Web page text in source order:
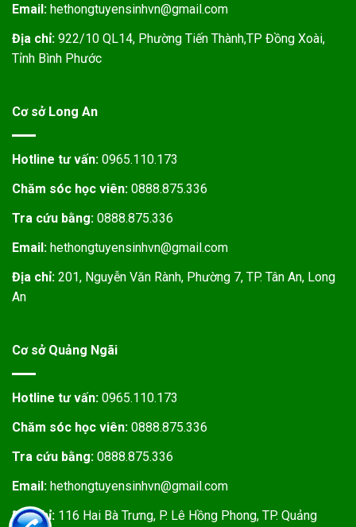
Email: hethongtuyensinhvn@gmail.com
Địa chỉ: 922/10 QL14, Phường Tiến Thành,TP Đồng Xoài,
Tỉnh Bình Phước
Cơ sở Long An
Hotline tư vấn: 0965.110.173
Chăm sóc học viên: 0888.875.336
Tra cứu bằng: 0888.875.336
Email: hethongtuyensinhvn@gmail.com
Địa chỉ: 201, Nguyễn Văn Rành, Phường 7, TP. Tân An, Long
An
Cơ sở Quảng Ngãi
Hotline tư vấn: 0965.110.173
Chăm sóc học viên: 0888.875.336
Tra cứu bằng: 0888.875.336
Email: hethongtuyensinhvn@gmail.com
Địa chỉ: 116 Hai Bà Trưng, P. Lê Hồng Phong, TP. Quảng